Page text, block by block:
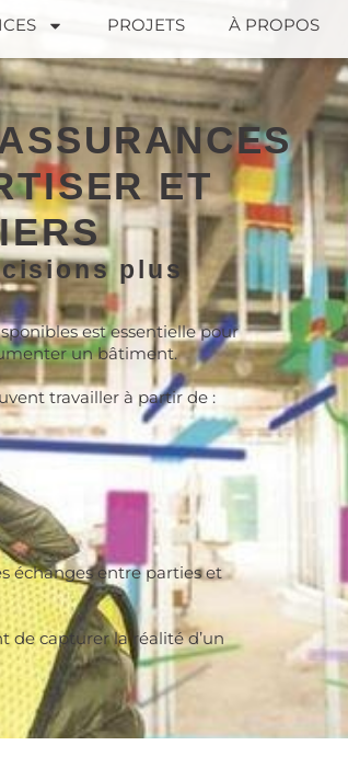
PROJETS À PROPOS
ET
plus
est essentielle pour
un bâtiment.
travailler à partir de :
échanges entre parties et
de capturer la réalité d’un